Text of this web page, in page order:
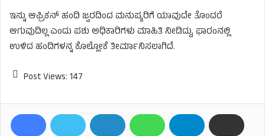
ಇನ್ನು ಆಫ್ರಿಕನ್ ಹಂದಿ ಜ್ವರದಿಂದ ಮನುಷ್ಯರಿಗೆ ಯಾವುದೇ ತೊಂದರೆ
ಆಗುವುದಿಲ್ಲ ಎಂದು ಪಶು ಅಧಿಕಾರಿಗಳು ಮಾಹಿತಿ ನೀಡಿದ್ದು, ಫಾರಂನಲ್ಲಿ
ಉಳಿದ ಹಂದಿಗಳನ್ನ ಕೊಲ್ಲೋಕೆ ತೀರ್ಮಾನಿಸಲಾಗಿದೆ.
Post Views: 147